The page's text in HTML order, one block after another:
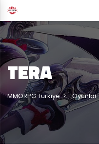
TERA
MMORPG Türkiye Oyunlar